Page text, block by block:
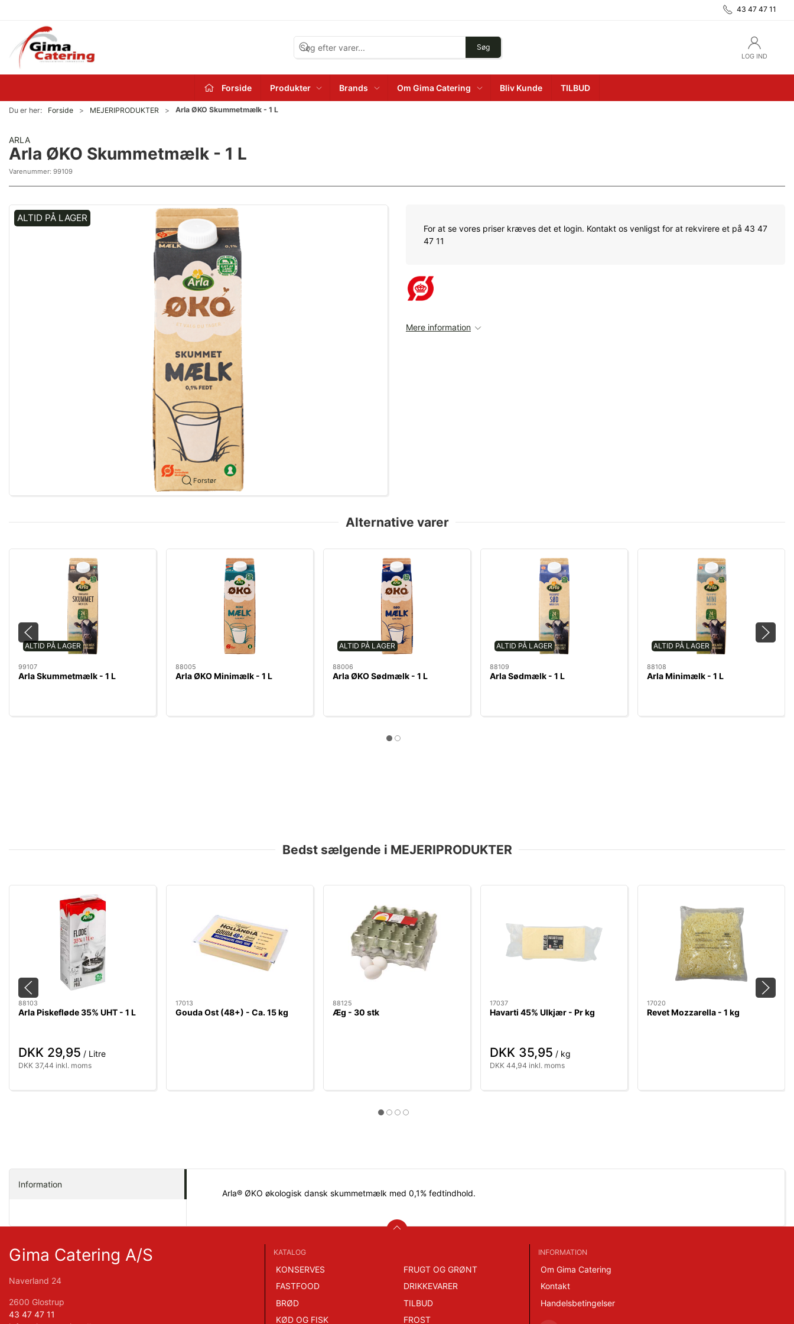
43 47 47 11
Søg
LOG IND
Forside Produkter Brands Om Gima Catering Bliv Kunde TILBUD
Du er her: Forside MEJERIPRODUKTER Arla ØKO Skummetmælk - 1 L
ARLA
Arla ØKO Skummetmælk - 1 L
Varenummer: 99109
ALTID PÅ LAGER
Forstør
For at se vores priser kræves det et login. Kontakt os venligst for at rekvirere et på 43 47
47 11
Mere information
Alternative varer
ALTID PÅ LAGER
99107
Arla Skummetmælk - 1 L
88005
Arla ØKO Minimælk - 1 L
ALTID PÅ LAGER
88006
Arla ØKO Sødmælk - 1 L
ALTID PÅ LAGER
88109
Arla Sødmælk - 1 L
ALTID PÅ LAGER
88108
Arla Minimælk - 1 L
Bedst sælgende i MEJERIPRODUKTER
88103
Arla Piskefløde 35% UHT - 1 L
DKK 29,95 / Litre
DKK 37,44 inkl. moms
17013
Gouda Ost (48+) - Ca. 15 kg
88125
Æg - 30 stk
17037
Havarti 45% Ulkjær - Pr kg
DKK 35,95 / kg
DKK 44,94 inkl. moms
17020
Revet Mozzarella - 1 kg
Information
Arla® ØKO økologisk dansk skummetmælk med 0,1% fedtindhold.
Gima Catering A/S
Naverland 24
2600 Glostrup
43 47 47 11
KATALOG
KONSERVES
FASTFOOD
BRØD
KØD OG FISK
FRUGT OG GRØNT
DRIKKEVARER
TILBUD
FROST
INFORMATION
Om Gima Catering
Kontakt
Handelsbetingelser